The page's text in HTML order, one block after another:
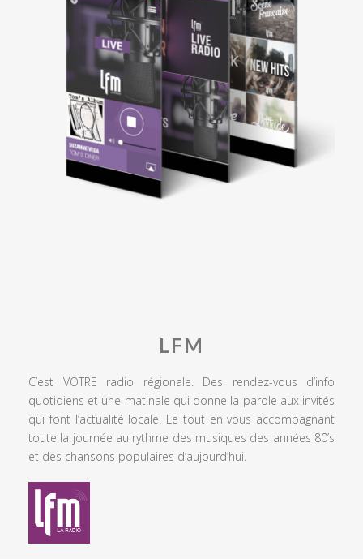
LFM
C’est VOTRE radio régionale. Des rendez-vous d’info
quotidiens et une matinale qui donne la parole aux invités
qui font l’actualité locale. Le tout en vous accompagnant
toute la journée au rythme des musiques des années 80’s
et des chansons populaires d’aujourd’hui.